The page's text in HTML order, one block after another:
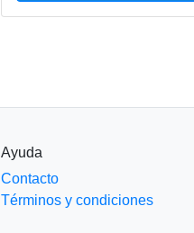
Ayuda
Contacto
Términos y condiciones